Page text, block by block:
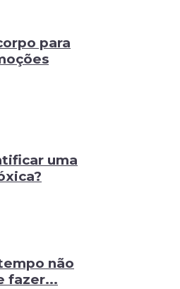
para
uma
não
fazer...